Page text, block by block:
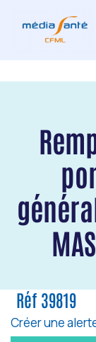
Réf 39819
Créer une